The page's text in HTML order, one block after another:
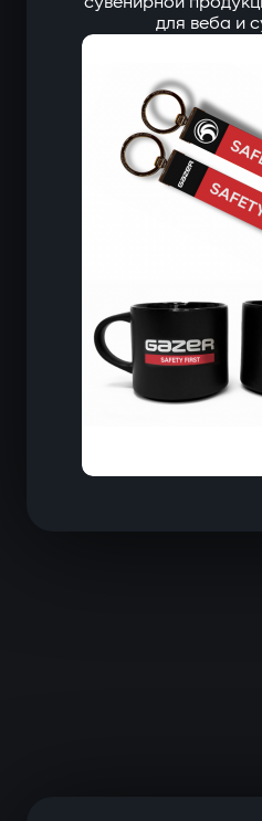
для веба и